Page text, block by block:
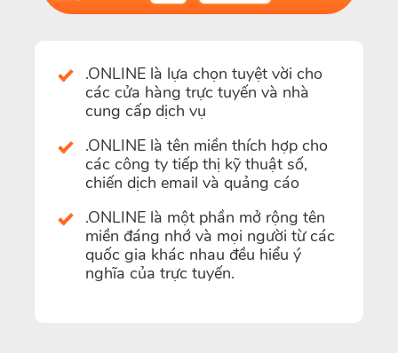
.ONLINE là lựa chọn tuyệt vời cho
các cửa hàng trực tuyến và nhà
cung cấp dịch vụ
.ONLINE là tên miền thích hợp cho
các công ty tiếp thị kỹ thuật số,
chiến dịch email và quảng cáo
.ONLINE là một phần mở rộng tên
miền đáng nhớ và mọi người từ các
quốc gia khác nhau đều hiểu ý
nghĩa của trực tuyến.